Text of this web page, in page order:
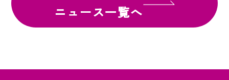
ニュース一覧へ